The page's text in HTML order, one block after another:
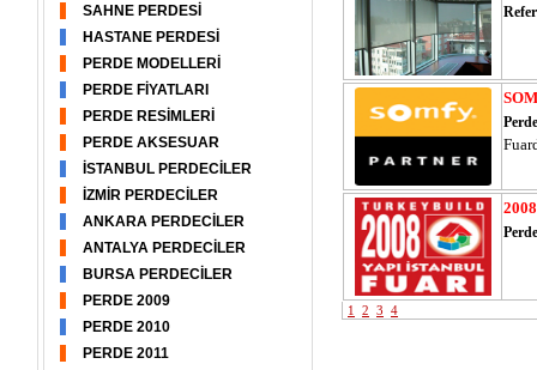
SAHNE PERDESİ
HASTANE PERDESİ
PERDE MODELLERİ
PERDE FİYATLARI
PERDE RESİMLERİ
PERDE AKSESUAR
İSTANBUL PERDECİLER
İZMİR PERDECİLER
ANKARA PERDECİLER
ANTALYA PERDECİLER
BURSA PERDECİLER
PERDE 2009
PERDE 2010
PERDE 2011
1 2 3 4